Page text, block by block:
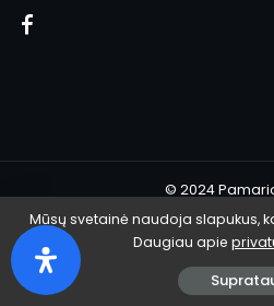
© 2024
Mūsų svetainė naudoja slapukus,
Daugiau apie